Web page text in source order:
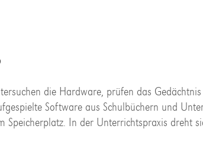
die Hardware, prüfen das
Software aus Schulbüchern und
In der Unterrichtspraxis dreht